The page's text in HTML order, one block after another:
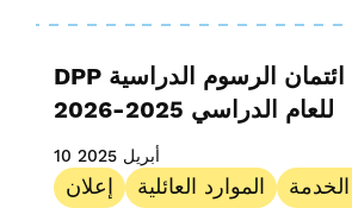
DPP يصدر مقياس ائتمان الرسوم الدراسية
للعام الدراسي 2025-2026
10 أبريل 2025
إعلان الموارد العائلية